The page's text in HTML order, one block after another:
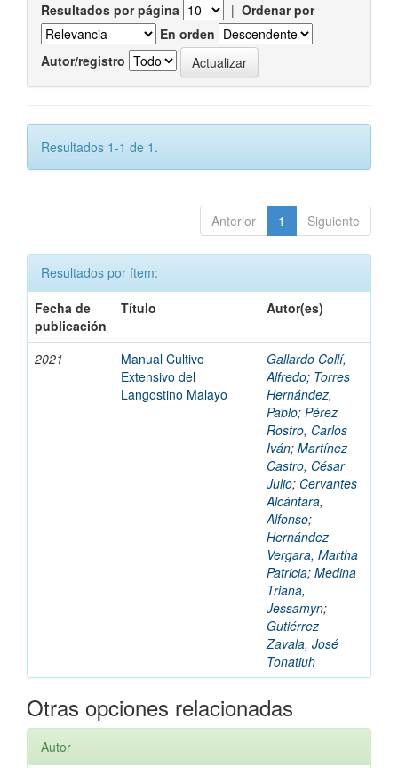
Resultados por página | Ordenar por
En orden
Autor/registro
Resultados 1-1 de 1.
Anterior 1 Siguiente
Resultados por ítem:
Fecha de
publicación
Título Autor(es)
2021
Manual Cultivo
Extensivo del
Langostino Malayo
Gallardo Collí,
Alfredo; Torres
Hernández,
Pablo; Pérez
Rostro, Carlos
Iván; Martínez
Castro, César
Julio; Cervantes
Alcántara,
Alfonso;
Hernández
Vergara, Martha
Patricia; Medina
Triana,
Jessamyn;
Gutiérrez
Zavala, José
Tonatiuh
Otras opciones relacionadas
Autor